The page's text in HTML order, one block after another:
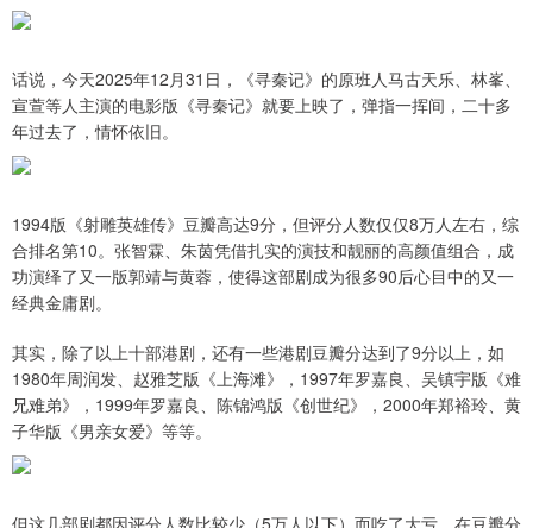
话说，今天2025年12月31日，《寻秦记》的原班人马古天乐、林峯、
宣萱等人主演的电影版《寻秦记》就要上映了，弹指一挥间，二十多
年过去了，情怀依旧。
1994版《射雕英雄传》豆瓣高达9分，但评分人数仅仅8万人左右，综
合排名第10。张智霖、朱茵凭借扎实的演技和靓丽的高颜值组合，成
功演绎了又一版郭靖与黄蓉，使得这部剧成为很多90后心目中的又一
经典金庸剧。
其实，除了以上十部港剧，还有一些港剧豆瓣分达到了9分以上，如
1980年周润发、赵雅芝版《上海滩》，1997年罗嘉良、吴镇宇版《难
兄难弟》，1999年罗嘉良、陈锦鸿版《创世纪》，2000年郑裕玲、黄
子华版《男亲女爱》等等。